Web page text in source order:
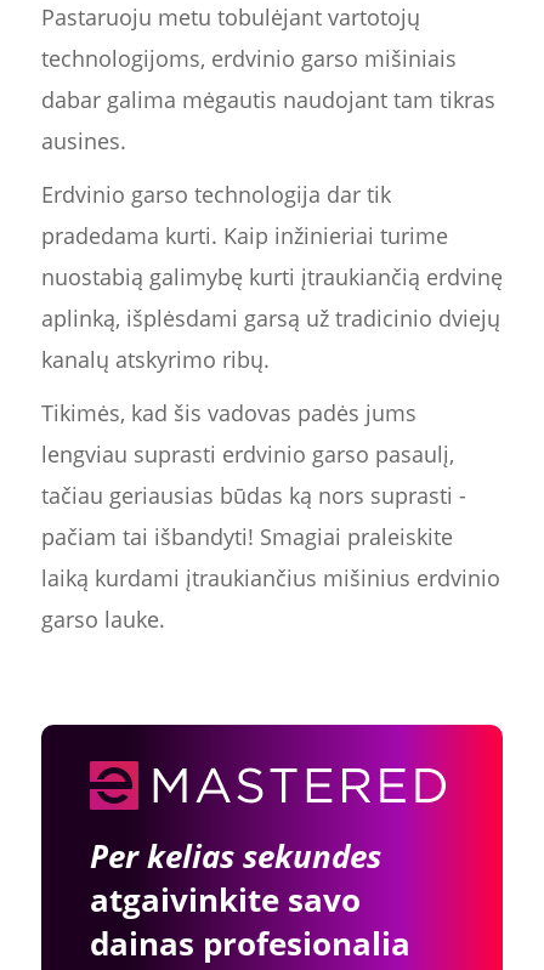
Pastaruoju metu tobulėjant vartotojų
technologijoms, erdvinio garso mišiniais
dabar galima mėgautis naudojant tam tikras
ausines.
Erdvinio garso technologija dar tik
pradedama kurti. Kaip inžinieriai turime
nuostabią galimybę kurti įtraukiančią erdvinę
aplinką, išplėsdami garsą už tradicinio dviejų
kanalų atskyrimo ribų.
Tikimės, kad šis vadovas padės jums
lengviau suprasti erdvinio garso pasaulį,
tačiau geriausias būdas ką nors suprasti -
pačiam tai išbandyti! Smagiai praleiskite
laiką kurdami įtraukiančius mišinius erdvinio
garso lauke.
Per kelias sekundes
atgaivinkite savo
dainas profesionalia